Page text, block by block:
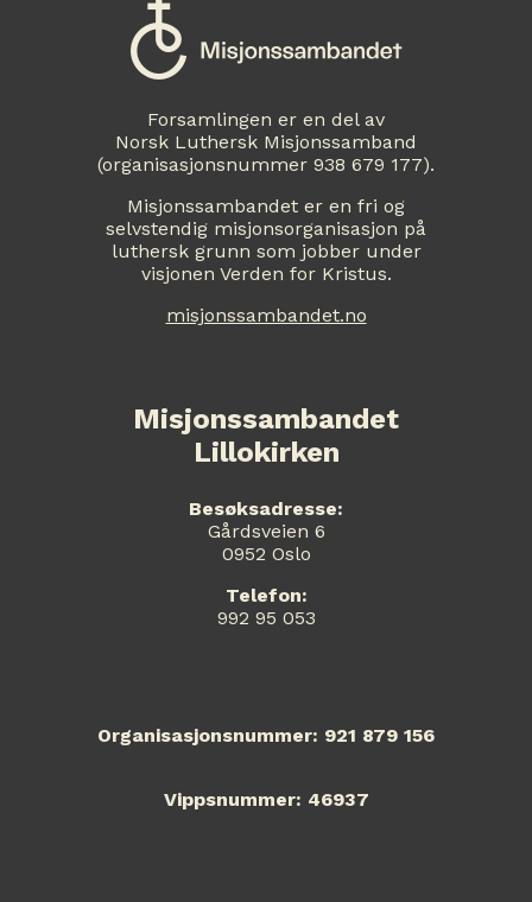
Forsamlingen er en del av
Norsk Luthersk Misjonssamband
(organisasjonsnummer 938 679 177).
Misjonssambandet er en fri og
selvstendig misjonsorganisasjon på
luthersk grunn som jobber under
visjonen Verden for Kristus.
misjonssambandet.no
Misjonssambandet
Lillokirken
Besøksadresse:
Gårdsveien 6
0952 Oslo
Telefon:
992 95 053
Organisasjonsnummer: 921 879 156
Vippsnummer: 46937